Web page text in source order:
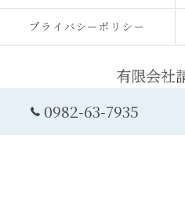
0982-63-7935
プライバシーポリシー
© 2026 宮崎の建設の求人なら有限会